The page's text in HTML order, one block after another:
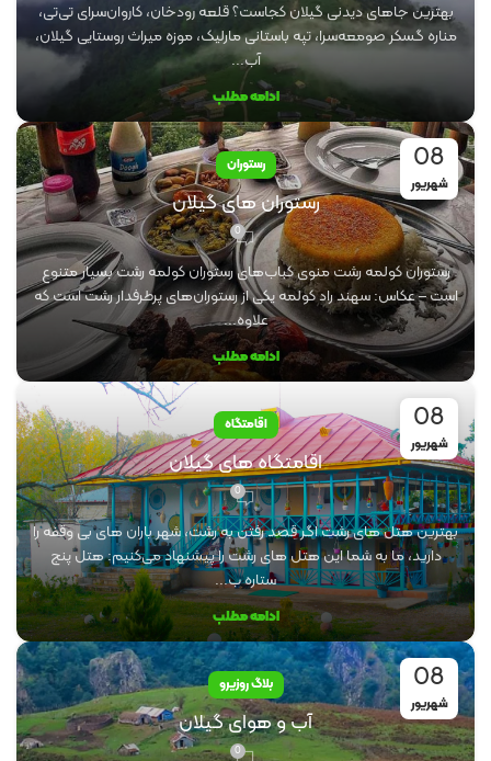
بهترین جاهای دیدنی گیلان کجاست؟ قلعه رودخان، کاروان‌سرای تی‌تی،
مناره گسکر صومعه‌سرا، تپه باستانی مارلیک، موزه میراث روستایی گیلان،
آب...
ادامه مطلب
08
شهریور
رستوران
رستوران های گیلان
0
رستوران کولمه رشت منوی کباب‌های رستوران کولمه رشت بسیار متنوع
است – عکاس: سهند راد کولمه یکی از رستوران‌های پرطرفدار رشت است که
علاوه...
ادامه مطلب
08
شهریور
اقامتگاه
اقامتگاه های گیلان
0
بهترین هتل های رشت اگر قصد رفتن به رشت، شهر باران های بی وقفه را
دارید، ما به شما این هتل های رشت را پیشنهاد می‌کنیم: هتل پنج
ستاره ب...
ادامه مطلب
08
شهریور
بلاگ روزیرو
آب و هوای گیلان
0